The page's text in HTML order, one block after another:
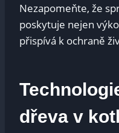
Nezapomeňte, že
poskytuje nejen
přispívá k ochraně
dřeva v